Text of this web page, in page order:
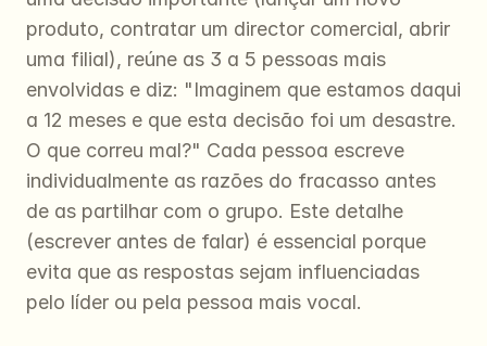
produto, contratar um director comercial, abrir
uma filial), reúne as 3 a 5 pessoas mais
envolvidas e diz: "Imaginem que estamos daqui
a 12 meses e que esta decisão foi um desastre.
O que correu mal?" Cada pessoa escreve
individualmente as razões do fracasso antes
de as partilhar com o grupo. Este detalhe
(escrever antes de falar) é essencial porque
evita que as respostas sejam influenciadas
pelo líder ou pela pessoa mais vocal.